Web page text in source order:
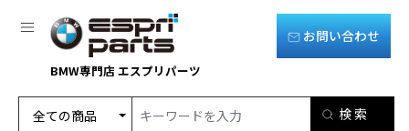
BMW専門店 エスプリパーツ
お問い合わせ